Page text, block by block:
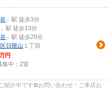
」駅 徒歩3分
」駅 徒歩13分
」駅 徒歩20分
日限山 １丁目
円
中： 2室
紹介中です✿お問い合わせ・ご来店お